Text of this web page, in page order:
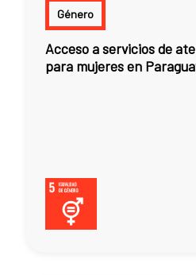
Género
Acceso a servicios de
para mujeres en